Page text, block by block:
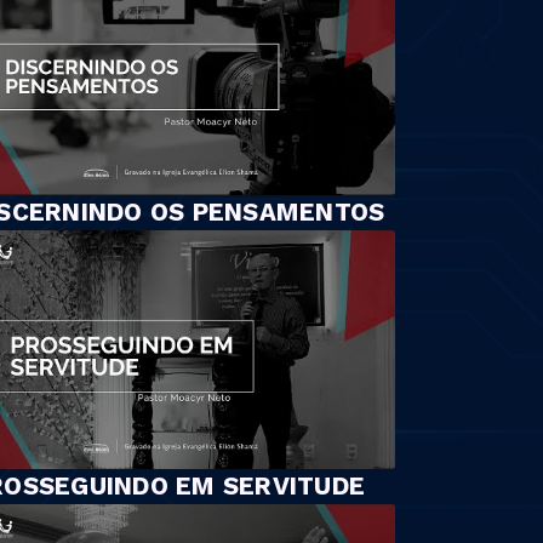
OS PENSAMENTOS
EM SERVITUDE